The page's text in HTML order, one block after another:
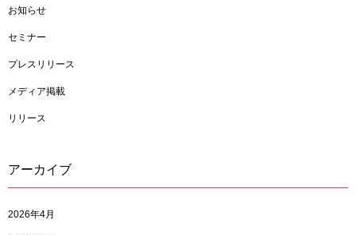
お知らせ
セミナー
プレスリリース
メディア掲載
リリース
アーカイブ
2026年4月